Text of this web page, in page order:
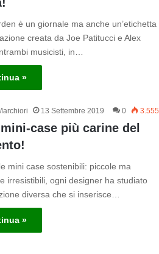
è un giornale ma anche un’etichetta
creata da Joe Patitucci e Alex
musicisti, in…
»
13 Settembre 2019 0 3.555
case più carine del
mini case sostenibili: piccole ma
irresistibili, ogni designer ha studiato
diversa che si inserisce…
»